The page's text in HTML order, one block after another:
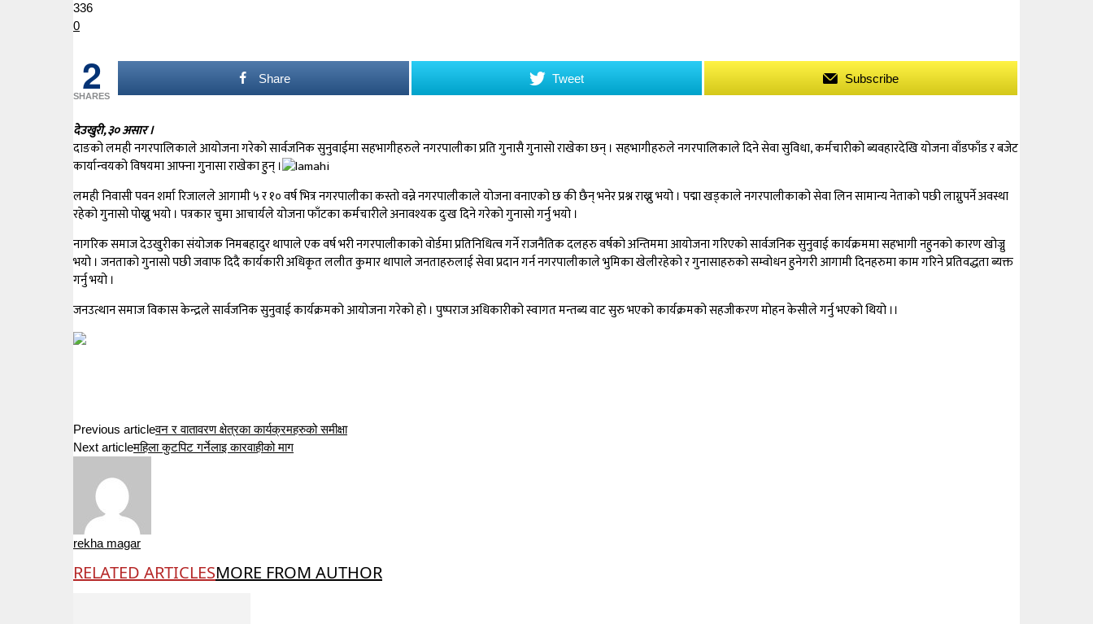
336
0
2
SHARES
Share Tweet Subscribe
देउखुरी, ३० असार ।
दाङको लमही नगरपालिकाले आयोजना गरेको सार्वजनिक सुनुवाईमा सहभागीहरुले नगरपालीका प्रति गुनासै गुनासो राखेका छन् । सहभागीहरुले नगरपालिकाले दिने सेवा सुविधा, कर्मचारीको ब्यवहारदेखि योजना वाँडफाँड र बजेट
कार्यान्वयको विषयमा आफ्ना गुनासा राखेका हुन् ।
लमही निवासी पवन शर्मा रिजालले आगामी ५ र १० वर्ष भित्र नगरपालीका कस्तो वन्ने नगरपालीकाले योजना वनाएको छ की छैन् भनेर प्रश्न राख्नु भयो । पद्मा खड्काले नगरपालीकाको सेवा लिन सामान्य नेताको पछी लाग्नुपर्ने अवस्था
रहेको गुनासो पोख्नु भयो । पत्रकार चुमा आचार्यले योजना फाँटका कर्मचारीले अनावश्यक दुःख दिने गरेको गुनासो गर्नु भयो ।
नागरिक समाज देउखुरीका संयोजक निमबहादुर थापाले एक वर्ष भरी नगरपालीकाको वोर्डमा प्रतिनिधित्व गर्ने राजनैतिक दलहरु वर्षको अन्तिममा आयोजना गरिएको सार्वजनिक सुनुवाई कार्यक्रममा सहभागी नहुनको कारण खोज्नु
भयो । जनताको गुनासो पछी जवाफ दिदै कार्यकारी अधिकृत ललीत कुमार थापाले जनताहरुलाई सेवा प्रदान गर्न नगरपालीकाले भुमिका खेलीरहेको र गुनासाहरुको सम्वोधन हुनेगरी आगामी दिनहरुमा काम गरिने प्रतिवद्धता ब्यक्त
गर्नु भयो ।
जनउत्थान समाज विकास केन्द्रले सार्वजनिक सुनुवाई कार्यक्रमको आयोजना गरेको हो । पुष्पराज अधिकारीको स्वागत मन्तब्य वाट सुरु भएको कार्यक्रमको सहजीकरण मोहन केसीले गर्नु भएको थियो ।।
Previous articleवन र वातावरण क्षेत्रका कार्यक्रमहरुको समीक्षा
Next articleमहिला कुटपिट गर्नेलाइ कारवाहीको माग
rekha magar
RELATED ARTICLESMORE FROM AUTHOR